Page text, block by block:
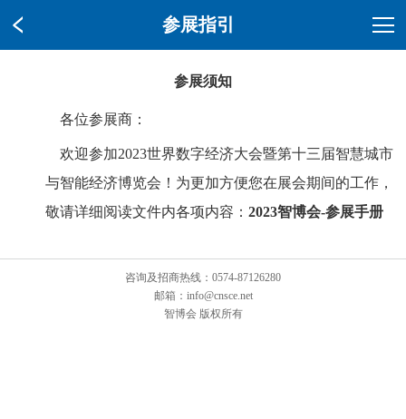
参展指引
参展须知
各位参展商：
欢迎参加2023世界数字经济大会暨第十三届智慧城市
与智能经济博览会！为更加方便您在展会期间的工作，
敬请详细阅读文件内各项内容： 2023智博会-参展手册
咨询及招商热线：0574-87126280
邮箱：info@cnsce.net
智博会 版权所有